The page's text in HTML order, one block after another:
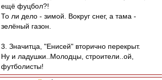
ещё фуцбол?!
То ли дело - зимой. Вокруг снег, а тама -
зелёный газон.
3. Значитца, "Енисей" вторично перекрыт.
Ну и ладушки..Молодцы, строители..ой,
футболисты!